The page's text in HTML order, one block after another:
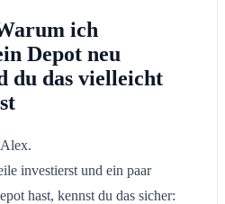
ich
Depot neu
du das vielleicht
investierst und ein paar
hast, kennst du das sicher: